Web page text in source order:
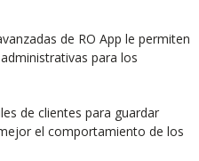
de RO App le permiten
para los
de clientes para guardar
el comportamiento de los